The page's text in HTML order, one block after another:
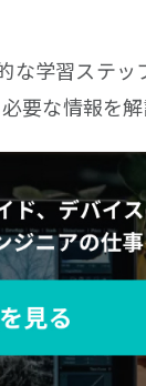
な学習ステッ
要な情報を解